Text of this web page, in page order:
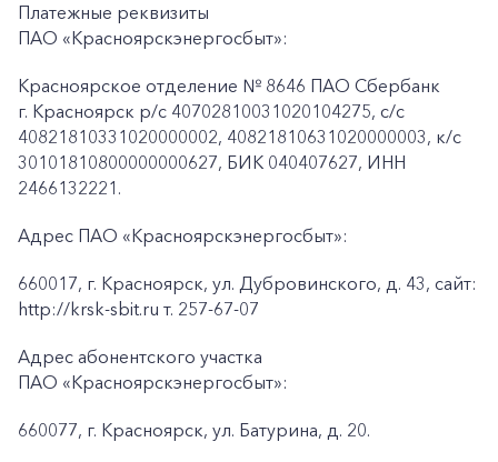
Платежные реквизиты
ПАО «Красноярскэнергосбыт»:
Красноярское отделение № 8646 ПАО Сбербанк
г. Красноярск p/c 40702810031020104275, с/с
40821810331020000002, 40821810631020000003, к/c
30101810800000000627, БИК 040407627, ИНН
2466132221.
Адрес ПАО «Красноярскэнергосбыт»:
660017, г. Красноярск, ул. Дубровинского, д. 43, сайт:
http://krsk-sbit.ru т. 257-67-07
Адрес абонентского участка
ПАО «Красноярскэнергосбыт»:
660077, г. Красноярск, ул. Батурина, д. 20.